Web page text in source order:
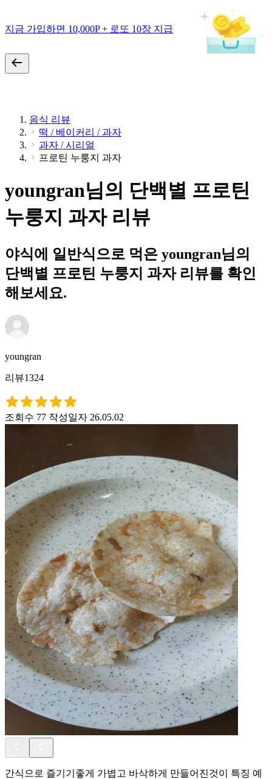
지금 가입하면 10,000P + 로또 10장 지급
음식 리뷰
떡 / 베이커리 / 과자
과자 / 시리얼
프로틴 누룽지 과자
youngran님의 단백별 프로틴
누룽지 과자 리뷰
야식에 일반식으로 먹은 youngran님의
단백별 프로틴 누룽지 과자 리뷰를 확인
해보세요.
youngran
리뷰1324
조회수 77 작성일자 26.05.02
간식으로 즐기기좋게 가볍고 바삭하게 만들어진것이 특징 예